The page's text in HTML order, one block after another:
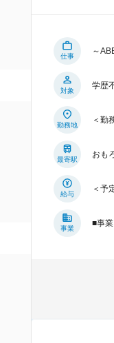
仕事
～
対象
学歴
勤務地
＜勤
最寄駅
おも
給与
＜予
事業
■事